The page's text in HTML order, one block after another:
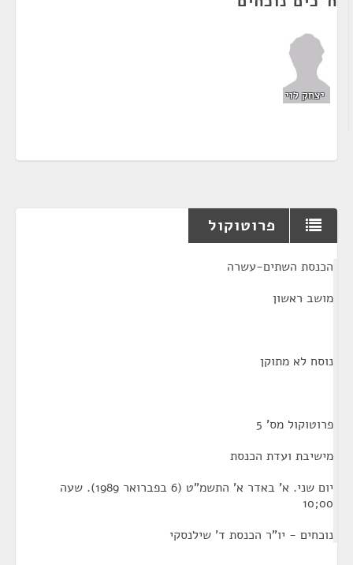
יצחק לוי
פרוטוקול
הכנסת השתים-עשרה
מושב ראשון
נוסח לא מתוקן
פרוטוקול מס' 5
מישיבת ועדת הכנסת
יום שני. א' באדר א' התשמ"ט (6 בפברואר 1989). שעה
00;10
נוכחים - יו"ר הכנסת ד' שילנסקי